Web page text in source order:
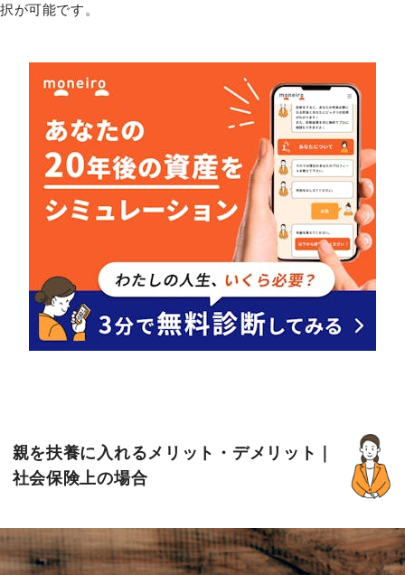
択が可能です。
親を扶養に入れるメリット・デメリット｜
社会保険上の場合